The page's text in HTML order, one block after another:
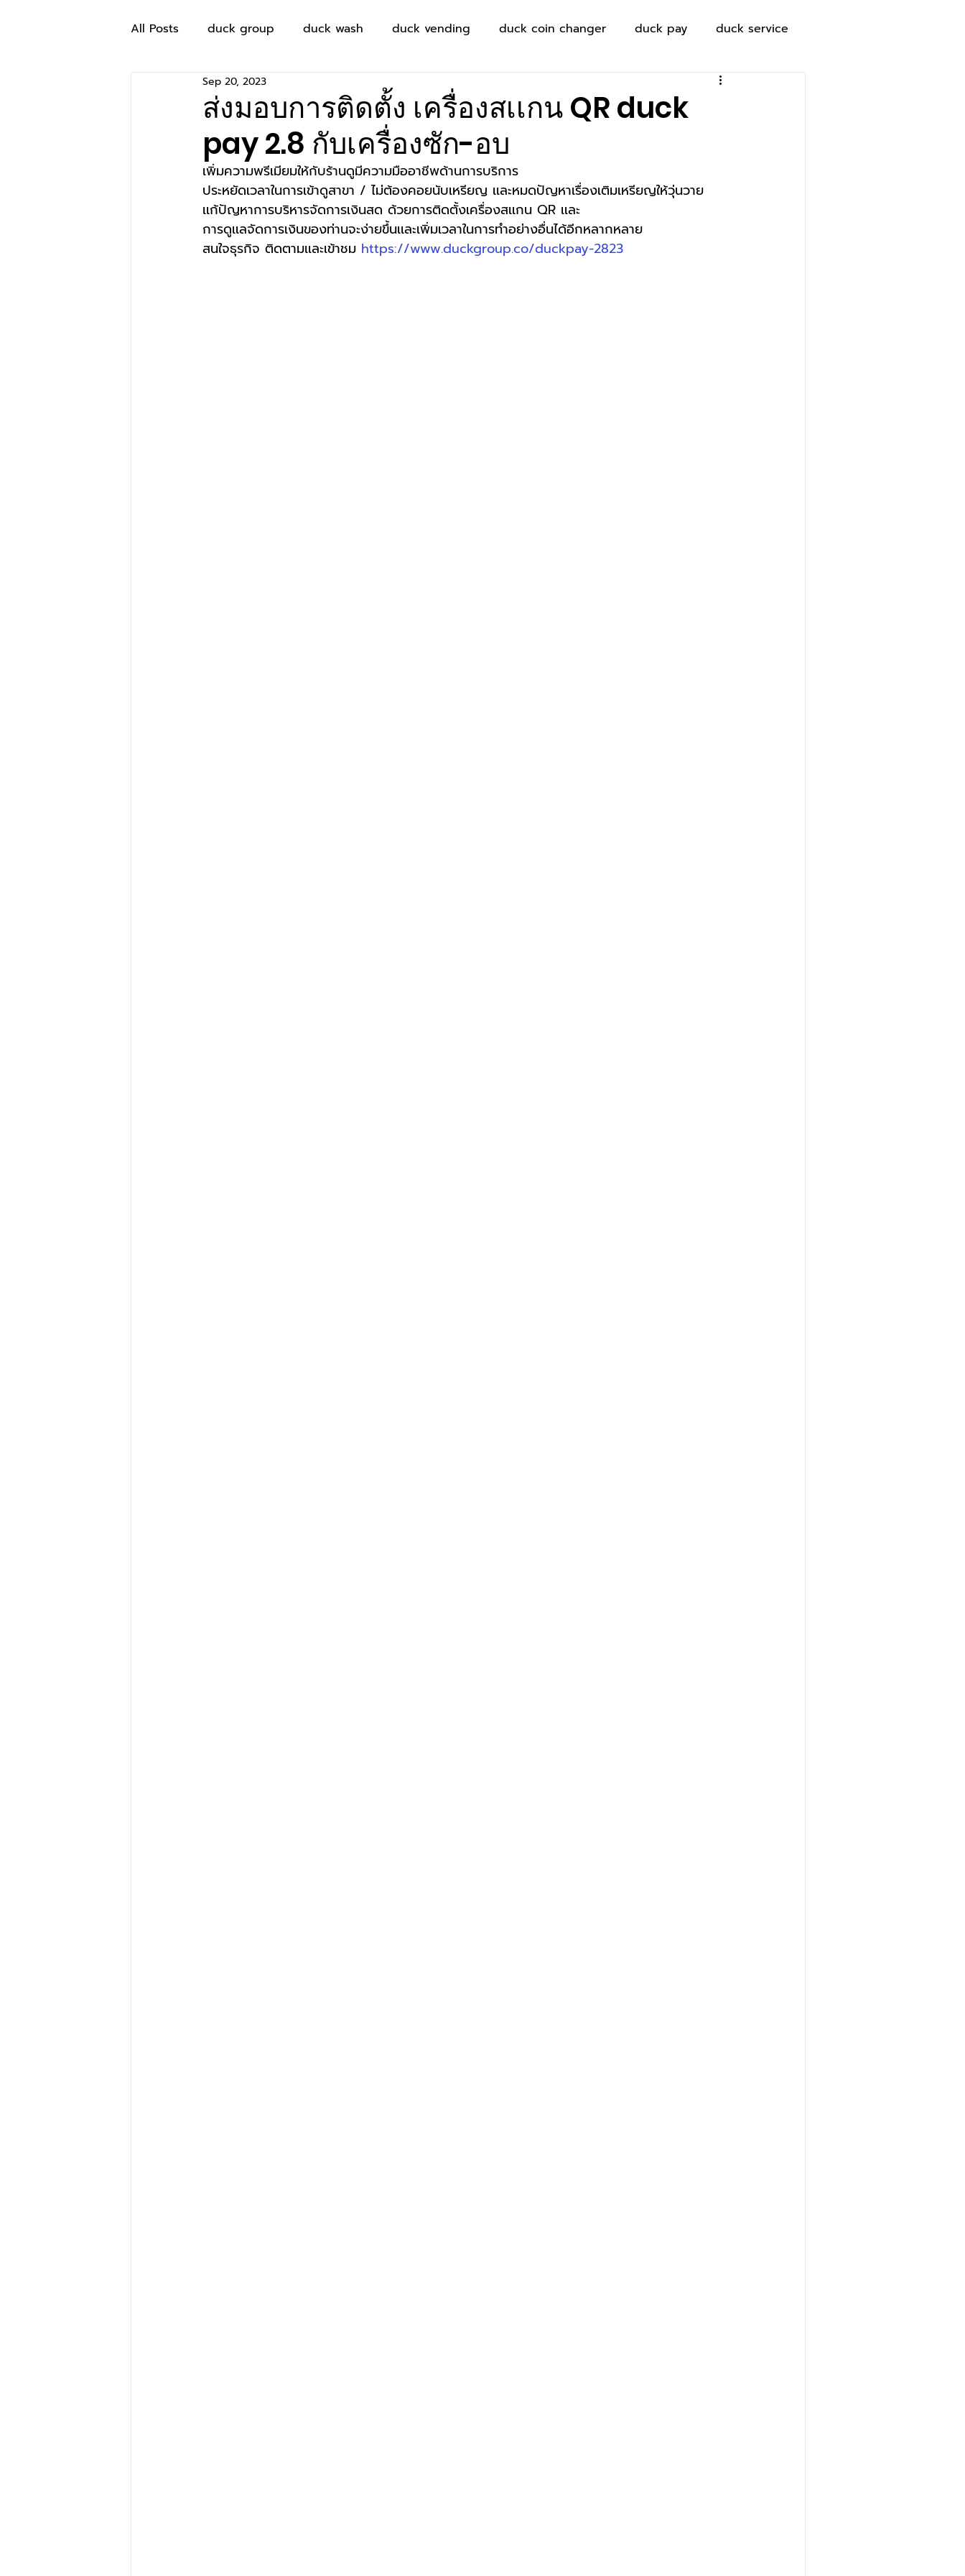
All Posts duck group duck wash duck vending duck coin changer duck pay duck service
ส่งมอบการติดตั้ง เครื่องสเเกน QR duck
pay 2.8 กับเครื่องซัก-อบ
Sep 20, 2023
เพิ่มความพรีเมียมให้กับร้านดูมีความมืออาชีพด้านการบริการ
ประหยัดเวลาในการเข้าดูสาขา / ไม่ต้องคอยนับเหรียญ เเละหมดปัญหาเรื่องเติมเหรียญให้วุ่นวาย
เเก้ปัญหาการบริหารจัดการเงินสด ด้วยการติดตั้งเครื่องสเเกน QR เเละ
การดูเเลจัดการเงินของท่านจะง่ายขึ้นเเละเพิ่มเวลาในการทำอย่างอื่นได้อีกหลากหลาย
สนใจธุรกิจ ติดตามเเละเข้าชม https://www.duckgroup.co/duckpay-2823